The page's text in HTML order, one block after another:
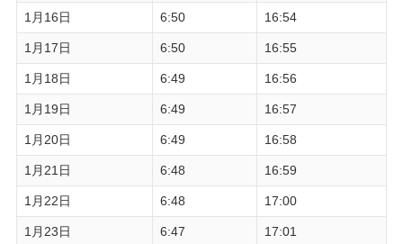
1月16日 6:50 16:54
1月17日 6:50 16:55
1月18日 6:49 16:56
1月19日 6:49 16:57
1月20日 6:49 16:58
1月21日 6:48 16:59
1月22日 6:48 17:00
1月23日 6:47 17:01